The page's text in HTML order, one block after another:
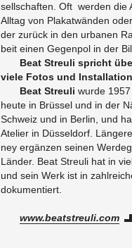
sell­schaf­ten. Oft wer­den die
All­tag von Pla­kat­wän­den
der zu­rück in den ur­ba­nen
beit einen Ge­gen­pol in der
Beat Streu­li spricht
viele Fotos und
Beat Streu­li wurde
heute in Brüs­sel und in der
Schweiz und in Ber­lin, und
Ate­lier in Düs­sel­dorf.
ney er­gän­zen sei­nen
Län­der. Beat Streu­li hat in
und sein Werk ist in
do­ku­men­tiert.
www.​beatstreuli.​com